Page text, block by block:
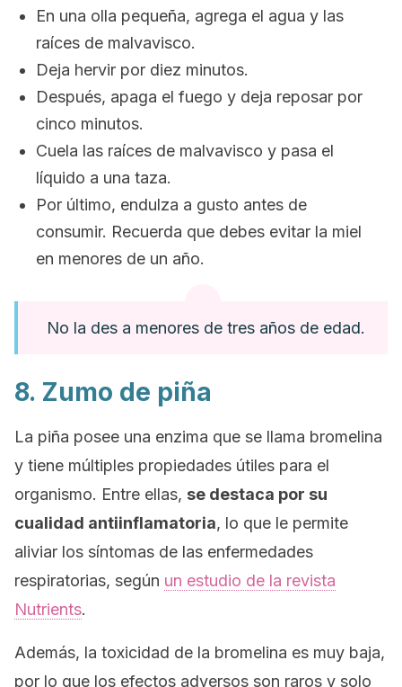
En una olla pequeña, agrega el agua y las
raíces de malvavisco.
Deja hervir por diez minutos.
Después, apaga el fuego y deja reposar por
cinco minutos.
Cuela las raíces de malvavisco y pasa el
líquido a una taza.
Por último, endulza a gusto antes de
consumir. Recuerda que debes evitar la miel
en menores de un año.
No la des a menores de tres años de edad.
8. Zumo de piña
La piña posee una enzima que se llama bromelina
y tiene múltiples propiedades útiles para el
organismo. Entre ellas, se destaca por su
cualidad antiinflamatoria, lo que le permite
aliviar los síntomas de las enfermedades
respiratorias, según un estudio de la revista
Nutrients.
Además, la toxicidad de la bromelina es muy baja,
por lo que los efectos adversos son raros y solo